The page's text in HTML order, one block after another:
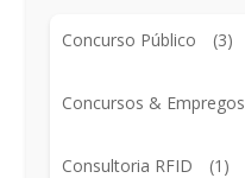
Concurso Público (3)
Concursos & Empregos
Consultoria RFID (1)